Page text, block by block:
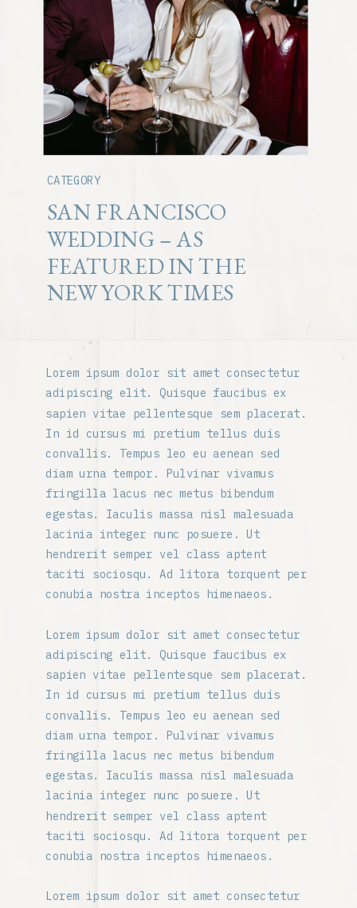
SAN FRANCISCO
WEDDING – AS
FEATURED IN THE
NEW YORK TIMES
CATEGORY
Lorem ipsum dolor sit amet consectetur
adipiscing elit. Quisque faucibus ex
sapien vitae pellentesque sem placerat.
In id cursus mi pretium tellus duis
convallis. Tempus leo eu aenean sed
diam urna tempor. Pulvinar vivamus
fringilla lacus nec metus bibendum
egestas. Iaculis massa nisl malesuada
lacinia integer nunc posuere. Ut
hendrerit semper vel class aptent
taciti sociosqu. Ad litora torquent per
conubia nostra inceptos himenaeos.
Lorem ipsum dolor sit amet consectetur
adipiscing elit. Quisque faucibus ex
sapien vitae pellentesque sem placerat.
In id cursus mi pretium tellus duis
convallis. Tempus leo eu aenean sed
diam urna tempor. Pulvinar vivamus
fringilla lacus nec metus bibendum
egestas. Iaculis massa nisl malesuada
lacinia integer nunc posuere. Ut
hendrerit semper vel class aptent
taciti sociosqu. Ad litora torquent per
conubia nostra inceptos himenaeos.
Lorem ipsum dolor sit amet consectetur